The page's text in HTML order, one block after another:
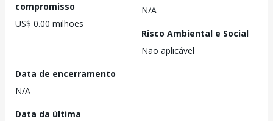
compromisso
US$ 0.00 milhões
N/A
Risco Ambiental e Social
Não aplicável
Data de encerramento
N/A
Data da última